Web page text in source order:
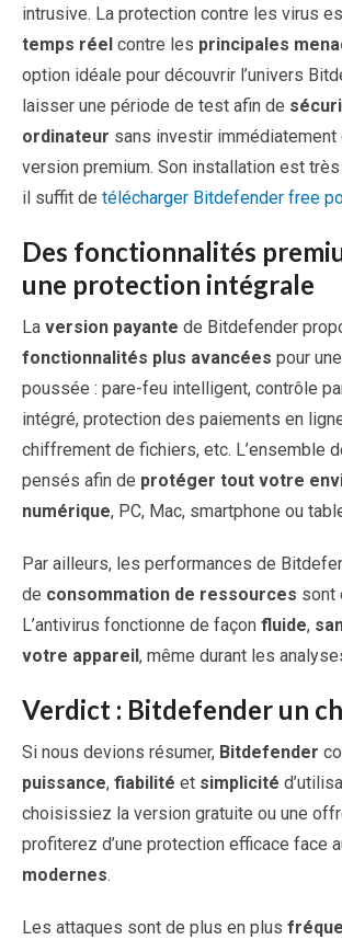
intrusive. La protection contre les virus
temps réel contre les principales
option idéale pour découvrir l’univers
laisser une période de test afin de
ordinateur sans investir immédiatement
version premium. Son installation est
il suffit de télécharger Bitdefender free
Des fonctionnalités
une protection intégrale
La version payante de Bitdefender
fonctionnalités plus avancées pour
poussée : pare-feu intelligent, contrôle
intégré, protection des paiements en
chiffrement de fichiers, etc. L’ensemble
pensés afin de protéger tout votre
numérique, PC, Mac, smartphone ou
Par ailleurs, les performances de
de consommation de ressources sont
L’antivirus fonctionne de façon fluide,
votre appareil, même durant les
Verdict : Bitdefender un
Si nous devions résumer, Bitdefender
puissance, fiabilité et simplicité
choisissiez la version gratuite ou une
profiterez d’une protection efficace face
modernes.
Les attaques sont de plus en plus